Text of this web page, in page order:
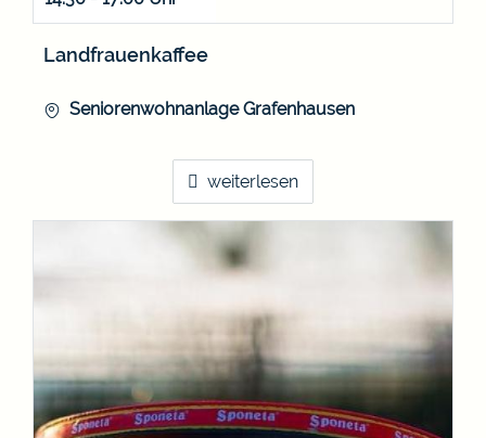
Landfrauenkaffee
Seniorenwohnanlage Grafenhausen
weiterlesen